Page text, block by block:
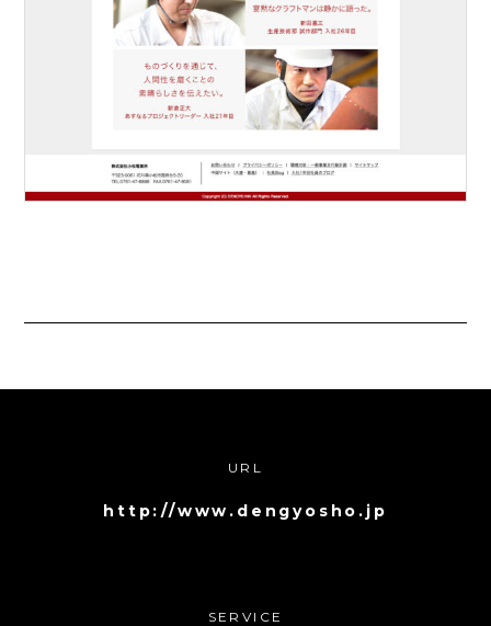
URL
http://www.dengyosho.jp
SERVICE